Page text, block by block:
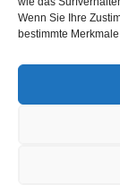
Wenn Sie Ihre
bestimmte
Mail:
© 2025